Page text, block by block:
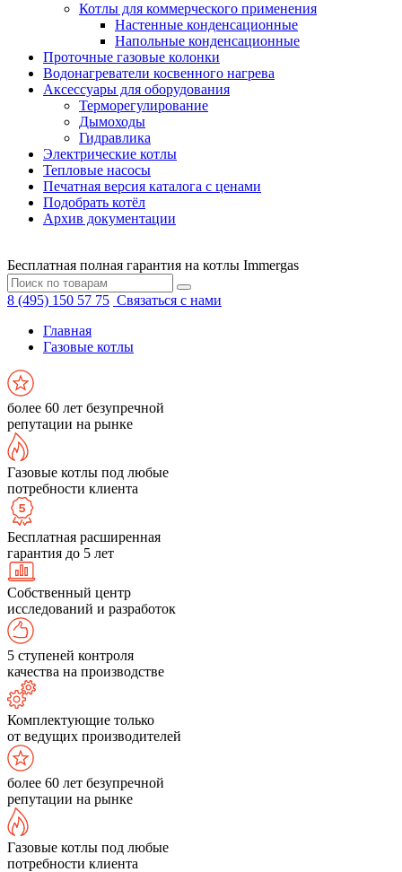
Котлы для коммерческого применения
Настенные конденсационные
Напольные конденсационные
Проточные газовые колонки
Водонагреватели косвенного нагрева
Аксессуары для оборудования
Терморегулирование
Дымоходы
Гидравлика
Электрические котлы
Тепловые насосы
Печатная версия каталога с ценами
Подобрать котёл
Архив документации
Бесплатная полная гарантия на котлы Immergas
8 (495) 150 57 75 Связаться с нами
Главная
Газовые котлы
более 60 лет безупречной
репутации на рынке
Газовые котлы под любые
потребности клиента
Бесплатная расширенная
гарантия до 5 лет
Собственный центр
исследований и разработок
5 ступеней контроля
качества на производстве
Комплектующие только
от ведущих производителей
более 60 лет безупречной
репутации на рынке
Газовые котлы под любые
потребности клиента